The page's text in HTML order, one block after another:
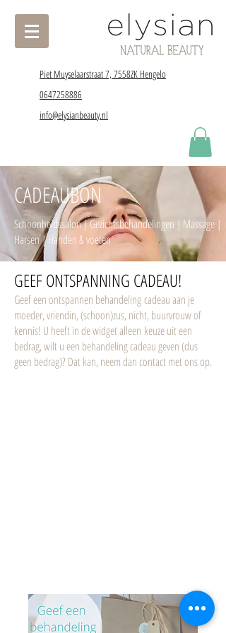
Piet Muyselaarstraat 7, 7558ZK Hengelo
0647258886
info@elysianbeauty.nl
CADEAUBON
Schoonheidssalon | Gezichtsbehandelingen | Massage |
Harsen | Handen & voeten
GEEF ONTSPANNING CADEAU!
Geef een ontspannen behandeling cadeau aan je
moeder, vriendin, (schoon)zus, nicht, buurvrouw of
kennis! U heeft in de widget alleen keuze uit een
bedrag, wilt u een behandeling cadeau geven (dus
geen bedrag)? Dat kan, neem dan contact met ons op.